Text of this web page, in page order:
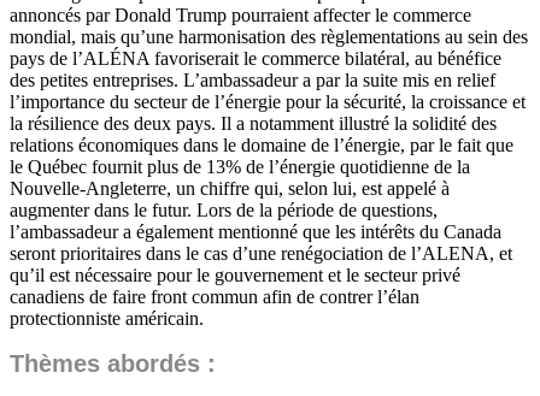
annoncés par Donald Trump pourraient affecter le commerce
mondial, mais qu’une harmonisation des règlementations au sein des
pays de l’ALÉNA favoriserait le commerce bilatéral, au bénéfice
des petites entreprises. L’ambassadeur a par la suite mis en relief
l’importance du secteur de l’énergie pour la sécurité, la croissance et
la résilience des deux pays. Il a notamment illustré la solidité des
relations économiques dans le domaine de l’énergie, par le fait que
le Québec fournit plus de 13% de l’énergie quotidienne de la
Nouvelle-Angleterre, un chiffre qui, selon lui, est appelé à
augmenter dans le futur. Lors de la période de questions,
l’ambassadeur a également mentionné que les intérêts du Canada
seront prioritaires dans le cas d’une renégociation de l’ALENA, et
qu’il est nécessaire pour le gouvernement et le secteur privé
canadiens de faire front commun afin de contrer l’élan
protectionniste américain.
Thèmes abordés :